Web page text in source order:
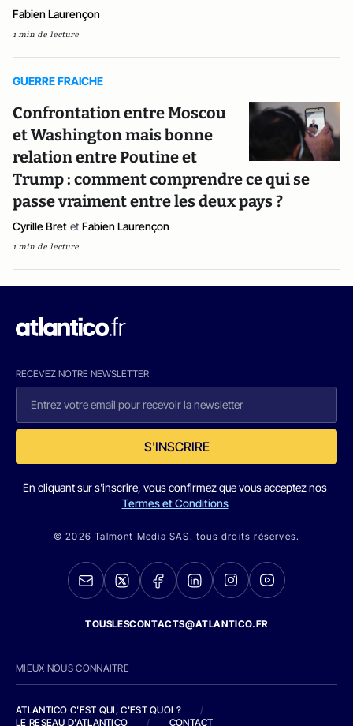
Fabien Laurençon
1 min de lecture
GUERRE FRAICHE
Confrontation entre Moscou
et Washington mais bonne
relation entre Poutine et
Trump : comment comprendre ce qui se
passe vraiment entre les deux pays ?
Cyrille Bret et Fabien Laurençon
1 min de lecture
RECEVEZ NOTRE NEWSLETTER
S'INSCRIRE
En cliquant sur s'inscrire, vous confirmez que vous acceptez nos
Termes et Conditions
© 2026 Talmont Media SAS. tous droits réservés.
TOUSLESCONTACTS@ATLANTICO.FR
MIEUX NOUS CONNAITRE
ATLANTICO C'EST QUI, C'EST QUOI ?
/
LE RESEAU D'ATLANTICO
/ CONTACT